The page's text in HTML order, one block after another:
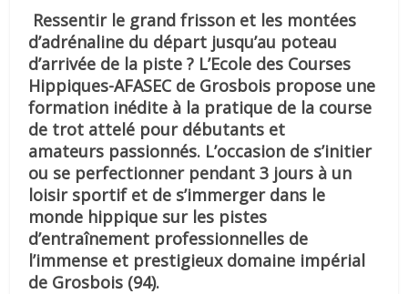
Ressentir le grand frisson et les montées
d’adrénaline du départ jusqu’au poteau
d’arrivée de la piste ? L’Ecole des Courses
Hippiques-AFASEC de Grosbois propose une
formation inédite à la pratique de la course
de trot attelé pour débutants et
amateurs passionnés. L’occasion de s’initier
ou se perfectionner pendant 3 jours à un
loisir sportif et de s’immerger dans le
monde hippique sur les pistes
d’entraînement professionnelles de
l’immense et prestigieux domaine impérial
de Grosbois (94).